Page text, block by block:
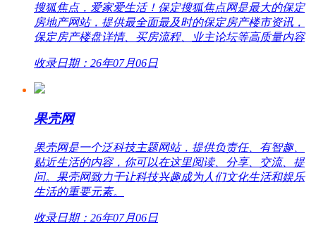
搜狐焦点，爱家爱生活！保定搜狐焦点网是最大的保定
房地产网站，提供最全面最及时的保定房产楼市资讯，
保定房产楼盘详情、买房流程、业主论坛等高质量内容
收录日期：26年07月06日
果壳网
果壳网是一个泛科技主题网站，提供负责任、有智趣、
贴近生活的内容，你可以在这里阅读、分享、交流、提
问。果壳网致力于让科技兴趣成为人们文化生活和娱乐
生活的重要元素。
收录日期：26年07月06日